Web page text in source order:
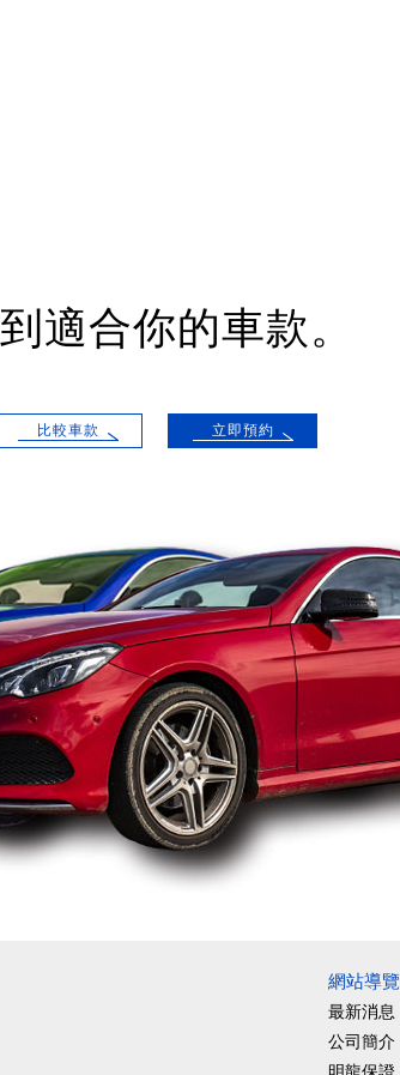
適合你的車款。
比較車款 立即預約
網站導覽
最新消息
公司簡介